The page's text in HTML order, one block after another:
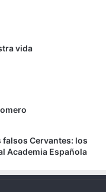
vida
falsos Cervantes: los
Academia Española